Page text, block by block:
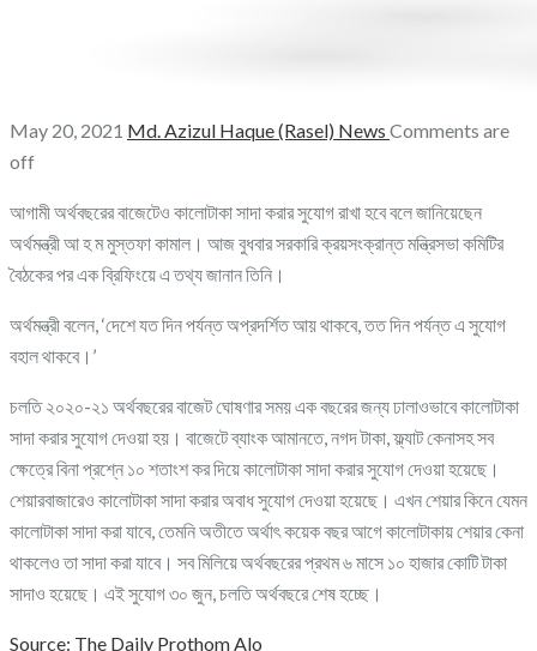
May 20, 2021 Md. Azizul Haque (Rasel) News Comments are
off
আগামী অর্থবছরের বাজেটেও কালোটাকা সাদা করার সুযোগ রাখা হবে বলে জানিয়েছেন
অর্থমন্ত্রী আ হ ম মুস্তফা কামাল। আজ বুধবার সরকারি ক্রয়সংক্রান্ত মন্ত্রিসভা কমিটির
বৈঠকের পর এক ব্রিফিংয়ে এ তথ্য জানান তিনি।
অর্থমন্ত্রী বলেন, ‘দেশে যত দিন পর্যন্ত অপ্রদর্শিত আয় থাকবে, তত দিন পর্যন্ত এ সুযোগ
বহাল থাকবে।’
চলতি ২০২০-২১ অর্থবছরের বাজেট ঘোষণার সময় এক বছরের জন্য ঢালাওভাবে কালোটাকা
সাদা করার সুযোগ দেওয়া হয়। বাজেটে ব্যাংক আমানতে, নগদ টাকা, ফ্ল্যাট কেনাসহ সব
ক্ষেত্রে বিনা প্রশ্নে ১০ শতাংশ কর দিয়ে কালোটাকা সাদা করার সুযোগ দেওয়া হয়েছে।
শেয়ারবাজারেও কালোটাকা সাদা করার অবাধ সুযোগ দেওয়া হয়েছে। এখন শেয়ার কিনে যেমন
কালোটাকা সাদা করা যাবে, তেমনি অতীতে অর্থাৎ কয়েক বছর আগে কালোটাকায় শেয়ার কেনা
থাকলেও তা সাদা করা যাবে। সব মিলিয়ে অর্থবছরের প্রথম ৬ মাসে ১০ হাজার কোটি টাকা
সাদাও হয়েছে। এই সুযোগ ৩০ জুন, চলতি অর্থবছরে শেষ হচ্ছে।
Source: The Daily Prothom Alo